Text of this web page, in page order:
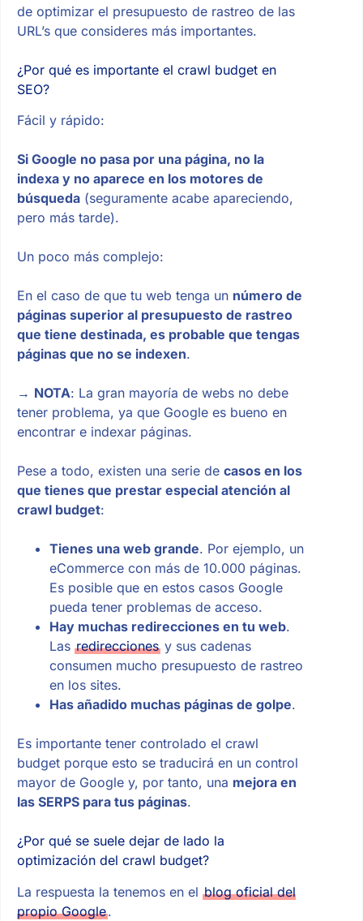
de optimizar el presupuesto de rastreo de las
URL’s que consideres más importantes.
¿Por qué es importante el crawl budget en
SEO?
Fácil y rápido:
Si Google no pasa por una página, no la
indexa y no aparece en los motores de
búsqueda(seguramente acabe apareciendo,
pero más tarde).
Un poco más complejo:
En el caso de que tu web tenga un número de
páginas superior al presupuesto de rastreo
que tiene destinada, es probable que tengas
páginas que no se indexen.
→ NOTA: La gran mayoría de webs no debe
tener problema, ya que Google es bueno en
encontrar e indexar páginas.
Pese a todo, existen una serie de casos en los
que tienes que prestar especial atención al
crawl budget:
Tienes una web grande. Por ejemplo, un
eCommerce con más de 10.000 páginas.
Es posible que en estos casos Google
pueda tener problemas de acceso.
Hay muchas redirecciones en tu web.
Las redireccionesy sus cadenas
consumen mucho presupuesto de rastreo
en los sites.
Has añadido muchas páginas de golpe.
Es importante tener controlado el crawl
budget porque esto se traducirá en un control
mayor de Google y, por tanto, una mejora en
las SERPS para tus páginas.
¿Por qué se suele dejar de lado la
optimización del crawl budget?
La respuesta la tenemos en el blog oficial del
propio Google.